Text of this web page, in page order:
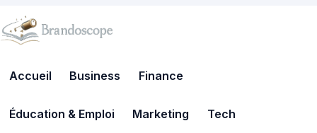
Accueil Business Finance
Éducation & Emploi Marketing Tech